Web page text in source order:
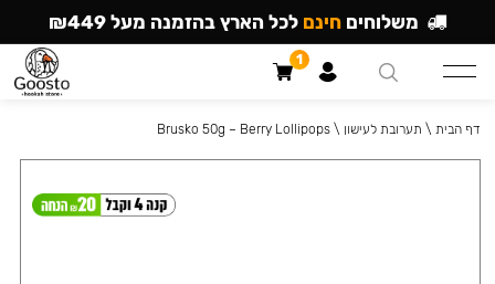
דף הבית \ תערובת לעישון \
Brusko 50g – Berry Lollipops
משלוחים חינם לכל הארץ בהזמנה מעל ₪449
1